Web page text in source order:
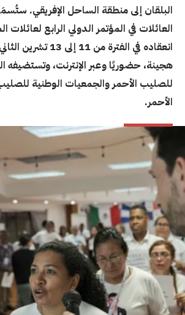
البلقان إلى منطقة الساحل الإفريقي.
العائلات في المؤتمر الدولي الرابع لعائلات
انعقاده في الفترة من
هجينة، حضوريًا وعبر الإنترنت، وتستضيفه
للصليب الأحمر والجمعيات الوطنية
الأحمر.